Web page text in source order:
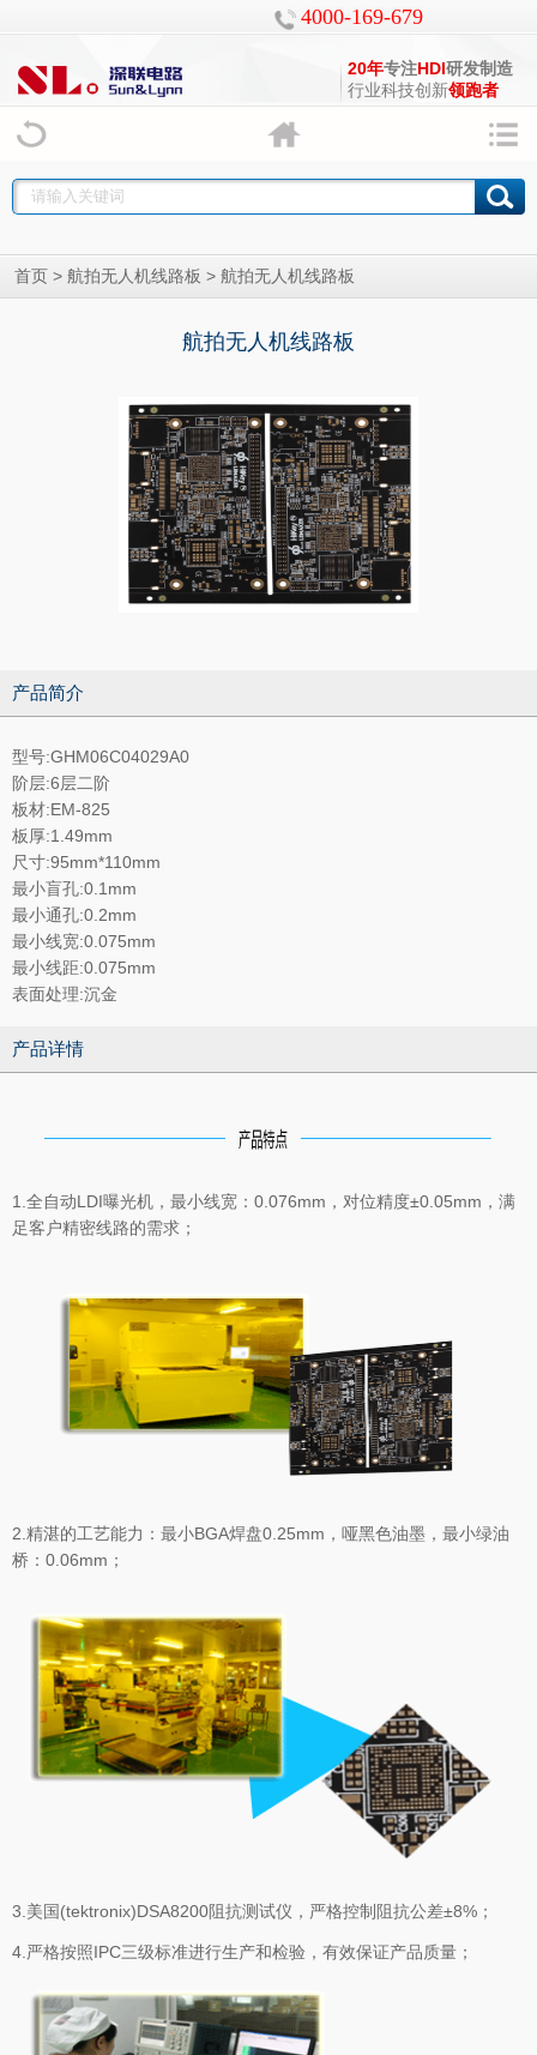
4000-169-679
20年专注HDI研发制造
行业科技创新领跑者
首页 > 航拍无人机线路板 > 航拍无人机线路板
航拍无人机线路板
产品简介
型号:GHM06C04029A0
阶层:6层二阶
板材:EM-825
板厚:1.49mm
尺寸:95mm*110mm
最小盲孔:0.1mm
最小通孔:0.2mm
最小线宽:0.075mm
最小线距:0.075mm
表面处理:沉金
产品详情
1.全自动LDI曝光机，最小线宽：0.076mm，对位精度±0.05mm，满
足客户精密线路的需求；
2.精湛的工艺能力：最小BGA焊盘0.25mm，哑黑色油墨，最小绿油
桥：0.06mm；
3.美国(tektronix)DSA8200阻抗测试仪，严格控制阻抗公差±8%；
4.严格按照IPC三级标准进行生产和检验，有效保证产品质量；